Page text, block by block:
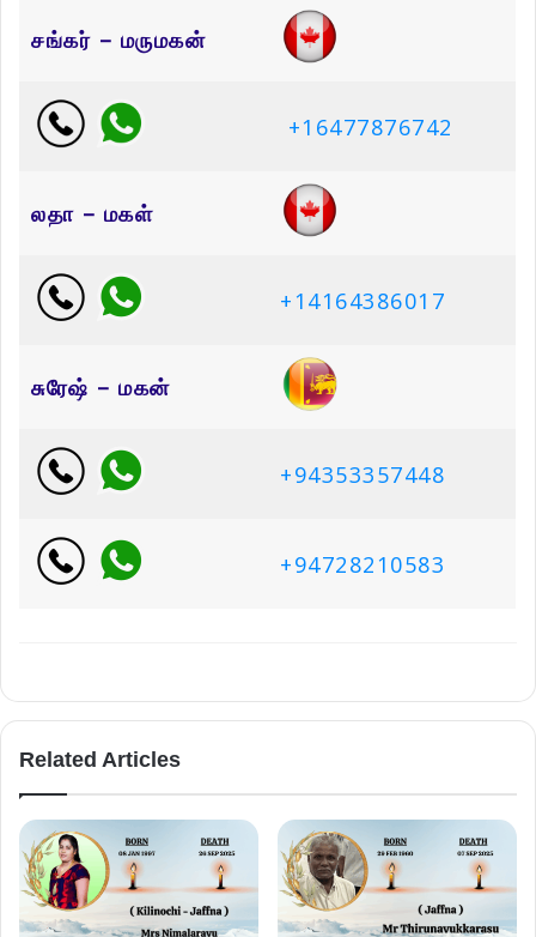
சங்கர் – மருமகன்
+16477876742
லதா – மகள்
+14164386017
சுரேஷ் – மகன்
+94353357448
+94728210583
Related Articles